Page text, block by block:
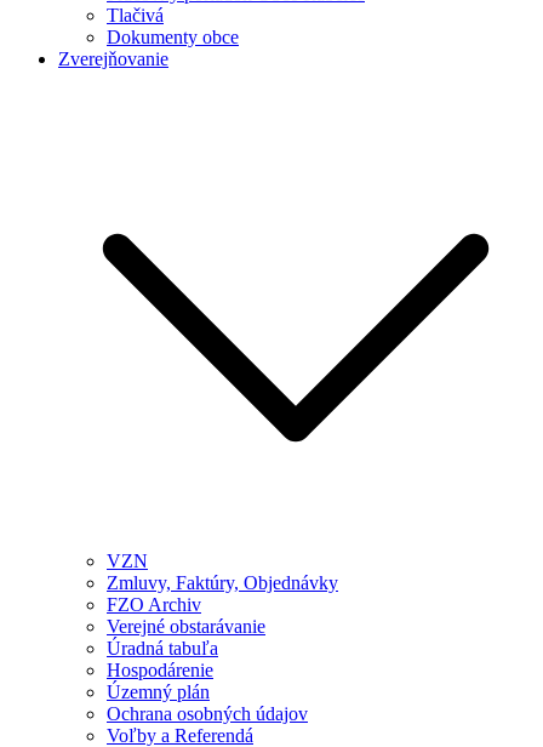
Tlačivá
Dokumenty obce
Zverejňovanie
VZN
Zmluvy, Faktúry, Objednávky
FZO Archiv
Verejné obstarávanie
Úradná tabuľa
Hospodárenie
Územný plán
Ochrana osobných údajov
Voľby a Referendá